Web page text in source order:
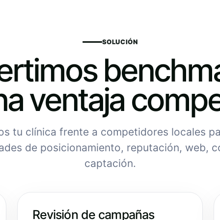
SOLUCIÓN
ventaja
tu clínica frente a competidores locales
de posicionamiento, reputación, web,
captación.
Revisión de campañas